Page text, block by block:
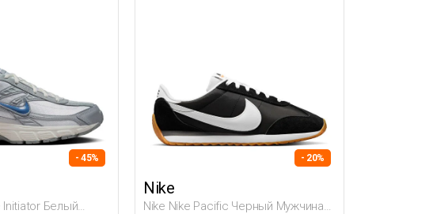
- 45%
Initiator Белый
- 20%
Nike
Nike Nike Pacific Черный Мужчина